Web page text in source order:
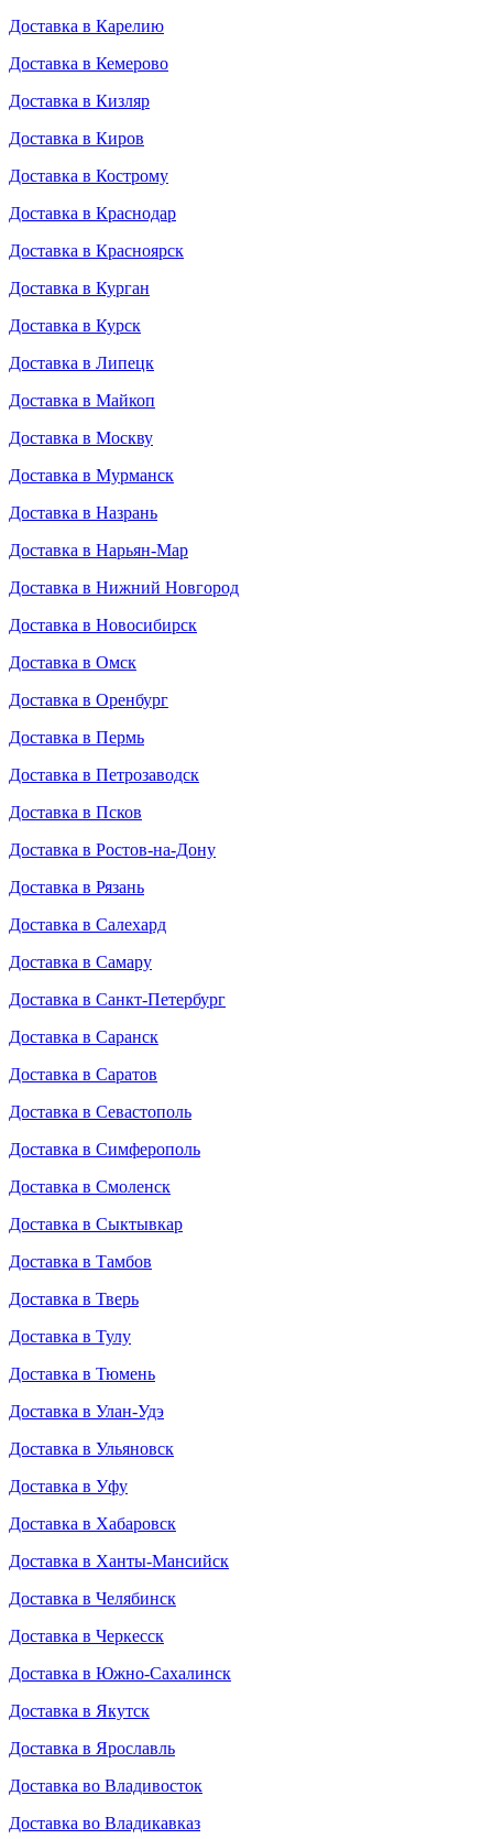
Доставка в Карелию
Доставка в Кемерово
Доставка в Кизляр
Доставка в Киров
Доставка в Кострому
Доставка в Краснодар
Доставка в Красноярск
Доставка в Курган
Доставка в Курск
Доставка в Липецк
Доставка в Майкоп
Доставка в Москву
Доставка в Мурманск
Доставка в Назрань
Доставка в Нарьян-Мар
Доставка в Нижний Новгород
Доставка в Новосибирск
Доставка в Омск
Доставка в Оренбург
Доставка в Пермь
Доставка в Петрозаводск
Доставка в Псков
Доставка в Ростов-на-Дону
Доставка в Рязань
Доставка в Салехард
Доставка в Самару
Доставка в Санкт-Петербург
Доставка в Саранск
Доставка в Саратов
Доставка в Севастополь
Доставка в Симферополь
Доставка в Смоленск
Доставка в Сыктывкар
Доставка в Тамбов
Доставка в Тверь
Доставка в Тулу
Доставка в Тюмень
Доставка в Улан-Удэ
Доставка в Ульяновск
Доставка в Уфу
Доставка в Хабаровск
Доставка в Ханты-Мансийск
Доставка в Челябинск
Доставка в Черкесск
Доставка в Южно-Сахалинск
Доставка в Якутск
Доставка в Ярославль
Доставка во Владивосток
Доставка во Владикавказ